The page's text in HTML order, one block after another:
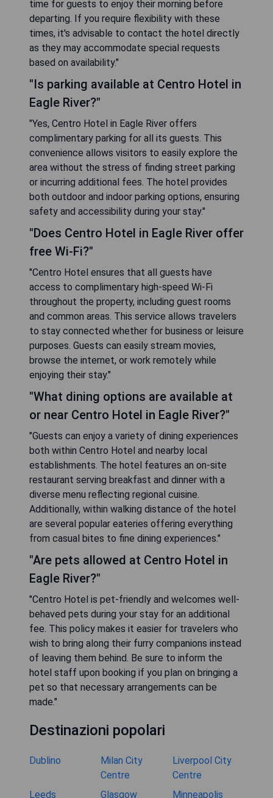
time for guests to enjoy their morning before
departing. If you require flexibility with these
times, it's advisable to contact the hotel directly
as they may accommodate special requests
based on availability."
"Is parking available at Centro Hotel in
Eagle River?"
"Yes, Centro Hotel in Eagle River offers
complimentary parking for all its guests. This
convenience allows visitors to easily explore the
area without the stress of finding street parking
or incurring additional fees. The hotel provides
both outdoor and indoor parking options, ensuring
safety and accessibility during your stay."
"Does Centro Hotel in Eagle River offer
free Wi-Fi?"
"Centro Hotel ensures that all guests have
access to complimentary high-speed Wi-Fi
throughout the property, including guest rooms
and common areas. This service allows travelers
to stay connected whether for business or leisure
purposes. Guests can easily stream movies,
browse the internet, or work remotely while
enjoying their stay."
"What dining options are available at
or near Centro Hotel in Eagle River?"
"Guests can enjoy a variety of dining experiences
both within Centro Hotel and nearby local
establishments. The hotel features an on-site
restaurant serving breakfast and dinner with a
diverse menu reflecting regional cuisine.
Additionally, within walking distance of the hotel
are several popular eateries offering everything
from casual bites to fine dining experiences."
"Are pets allowed at Centro Hotel in
Eagle River?"
"Centro Hotel is pet-friendly and welcomes well-
behaved pets during your stay for an additional
fee. This policy makes it easier for travelers who
wish to bring along their furry companions instead
of leaving them behind. Be sure to inform the
hotel staff upon booking if you plan on bringing a
pet so that necessary arrangements can be
made."
Destinazioni popolari
Dublino
Milan City
Centre
Liverpool City
Centre
Leeds
Glasgow Minneapolis